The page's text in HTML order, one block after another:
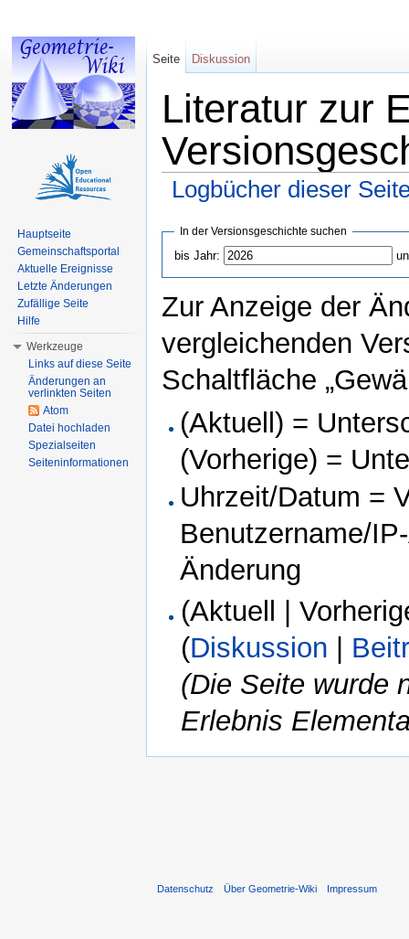
Literatur zur
Logbücher dieser
In der Versionsgeschichte suchen
bis Jahr:
Zur Anzeige der
vergleichenden
Schaltfläche
(Aktuell) =
(Vorherige) =
Uhrzeit/Datum =
Benutzername/
Änderung
(Aktuell |
(Diskussion
(Die Seite wurde
Erlebnis
Seite Diskussion
Hauptseite
Gemeinschaftsportal
Aktuelle Ereignisse
Letzte Änderungen
Zufällige Seite
Hilfe
Werkzeuge
Links auf diese Seite
Änderungen an
verlinkten Seiten
Atom
Datei hochladen
Spezialseiten
Seiteninformationen
Datenschutz Über Geometrie-Wiki Impressum